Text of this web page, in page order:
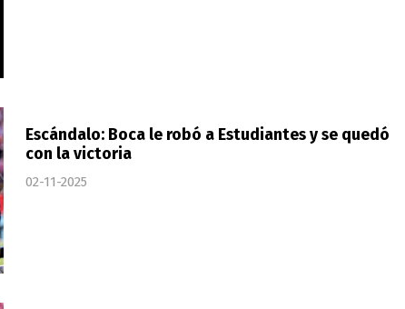
Escándalo: Boca le robó a Estudiantes y se quedó
con la victoria
02-11-2025